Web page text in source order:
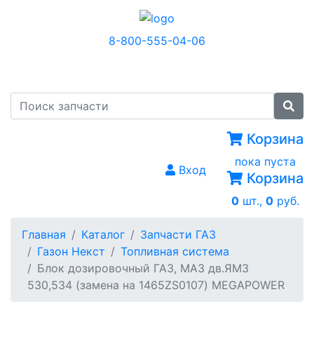
8-800-555-04-06
Вход
Корзина
пока пуста
Корзина
0 шт., 0 руб.
Главная Каталог
Запчасти ГАЗ
Газон Некст
Топливная система
Блок дозировочный ГАЗ, МАЗ дв.ЯМЗ
530,534 (замена на 1465ZS0107) MEGAPOWER